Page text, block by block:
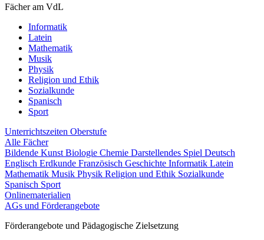
Fächer am VdL
Informatik
Latein
Mathematik
Musik
Physik
Religion und Ethik
Sozialkunde
Spanisch
Sport
Unterrichtszeiten Oberstufe
Alle Fächer
Bildende Kunst Biologie Chemie Darstellendes Spiel Deutsch
Englisch Erdkunde Französisch Geschichte Informatik Latein
Mathematik Musik Physik Religion und Ethik Sozialkunde
Spanisch Sport
Onlinematerialien
AGs und Förderangebote
Förderangebote und Pädagogische Zielsetzung